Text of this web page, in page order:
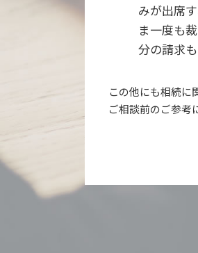
みが出席
ま一度も
分の請求
この他にも相続に
ご相談前のご参考